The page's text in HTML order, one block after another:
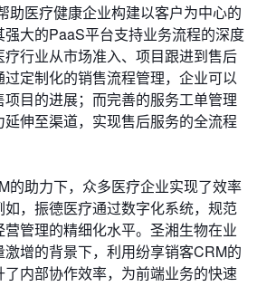
助医疗健康企业构建以客户为中心的
大的PaaS平台支持业务流程的深度
行业从市场准入、项目跟进到售后
定制化的销售流程管理，企业可以
目的进展；而完善的服务工单管理
伸至渠道，实现售后服务的全流程
的助力下，众多医疗企业实现了效率
，振德医疗通过数字化系统，规范
管理的精细化水平。圣湘生物在业
增的背景下，利用纷享销客CRM的
内部协作效率，为前端业务的快速